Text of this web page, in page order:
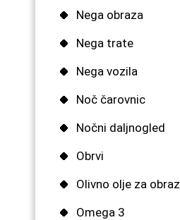
Nega obraza
Nega trate
Nega vozila
Noč čarovnic
Nočni daljnogled
Obrvi
Olivno olje za obraz
Omega 3